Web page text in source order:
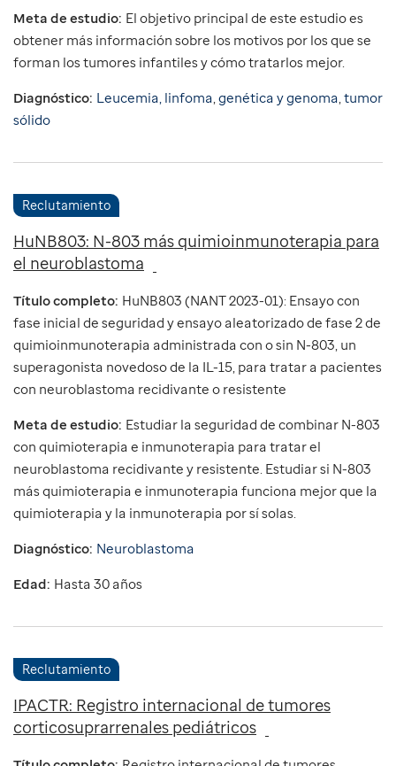
Meta de estudio: El objetivo principal de este estudio es
obtener más información sobre los motivos por los que se
forman los tumores infantiles y cómo tratarlos mejor.
Diagnóstico: Leucemia, linfoma,genética y genoma,tumor
sólido
Reclutamiento
HuNB803: N-803 más quimioinmunoterapia para
el neuroblastoma
Título completo: HuNB803 (NANT 2023-01): Ensayo con
fase inicial de seguridad y ensayo aleatorizado de fase 2 de
quimioinmunoterapia administrada con o sin N-803, un
superagonista novedoso de la IL-15, para tratar a pacientes
con neuroblastoma recidivante o resistente
Meta de estudio: Estudiar la seguridad de combinar N-803
con quimioterapia e inmunoterapia para tratar el
neuroblastoma recidivante y resistente. Estudiar si N-803
más quimioterapia e inmunoterapia funciona mejor que la
quimioterapia y la inmunoterapia por sí solas.
Diagnóstico: Neuroblastoma
Edad: Hasta 30 años
Reclutamiento
IPACTR: Registro internacional de tumores
corticosuprarrenales pediátricos